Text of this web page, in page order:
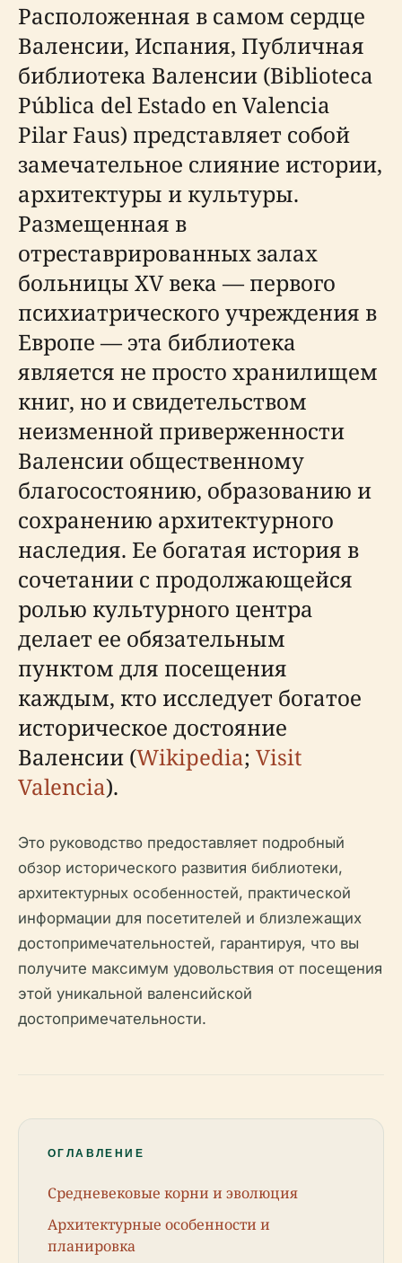
Расположенная в самом сердце
Валенсии, Испания, Публичная
библиотека Валенсии (Biblioteca
Pública del Estado en Valencia
Pilar Faus) представляет собой
замечательное слияние истории,
архитектуры и культуры.
Размещенная в
отреставрированных залах
больницы XV века — первого
психиатрического учреждения в
Европе — эта библиотека
является не просто хранилищем
книг, но и свидетельством
неизменной приверженности
Валенсии общественному
благосостоянию, образованию и
сохранению архитектурного
наследия. Ее богатая история в
сочетании с продолжающейся
ролью культурного центра
делает ее обязательным
пунктом для посещения
каждым, кто исследует богатое
историческое достояние
Валенсии (Wikipedia; Visit
Valencia).
Это руководство предоставляет подробный
обзор исторического развития библиотеки,
архитектурных особенностей, практической
информации для посетителей и близлежащих
достопримечательностей, гарантируя, что вы
получите максимум удовольствия от посещения
этой уникальной валенсийской
достопримечательности.
ОГЛАВЛЕНИЕ
Средневековые корни и эволюция
Архитектурные особенности и
планировка